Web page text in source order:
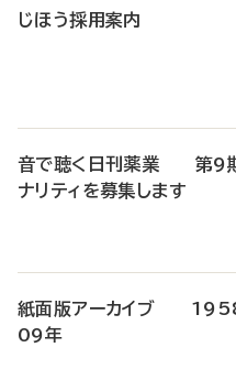
じほう採用案内
音で聴く日刊薬業 第9
ナリティを募集します
紙面版アーカイブ
09年